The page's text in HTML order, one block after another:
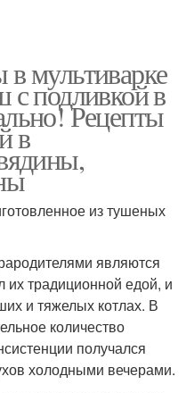
мультиварке
с подливкой в
Рецепты
в
из тушеных
являются
их традиционной едой, и
и тяжелых котлах. В
количество
получался
холодными вечерами.